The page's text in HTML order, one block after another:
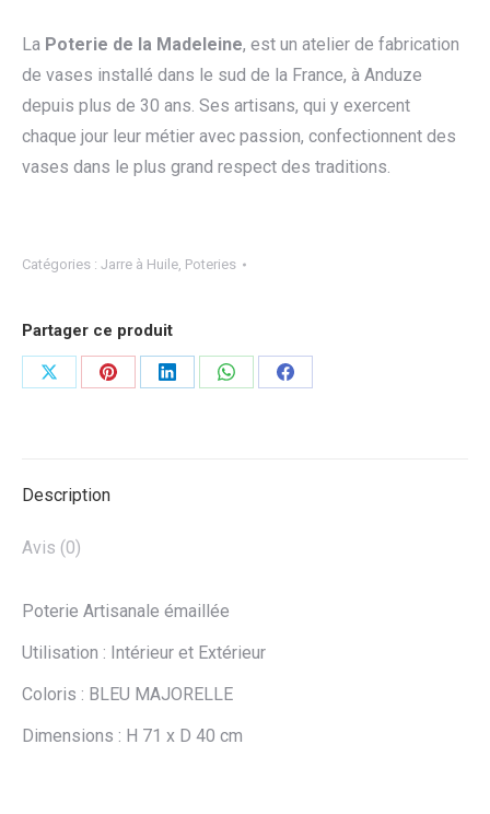
La Poterie de la Madeleine, est un atelier de fabrication
de vases installé dans le sud de la France, à Anduze
depuis plus de 30 ans. Ses artisans, qui y exercent
chaque jour leur métier avec passion, confectionnent des
vases dans le plus grand respect des traditions.
Catégories : Jarre à Huile, Poteries
Partager ce produit
PartagerPartagerPartagerPartagerPartager
Description
Avis (0)
Poterie Artisanale émaillée
Utilisation : Intérieur et Extérieur
Coloris : BLEU MAJORELLE
Dimensions : H 71 x D 40 cm